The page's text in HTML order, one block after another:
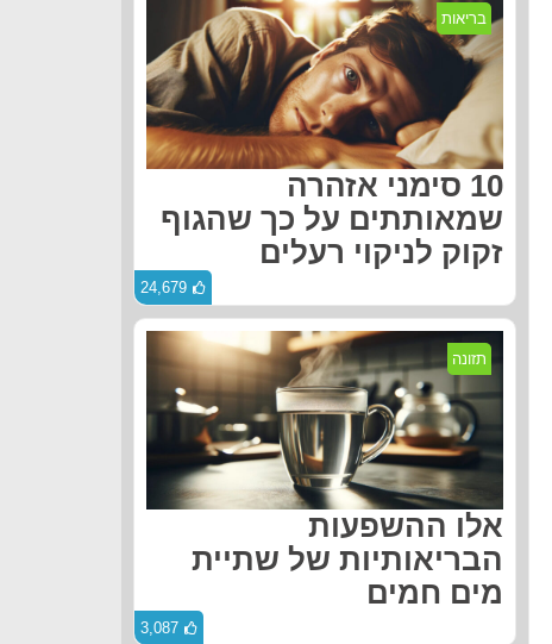
בריאות
10 סימני אזהרה
שמאותתים על כך שהגוף
זקוק לניקוי רעלים
24,679
תזונה
אלו ההשפעות
הבריאותיות של שתיית
מים חמים
3,087